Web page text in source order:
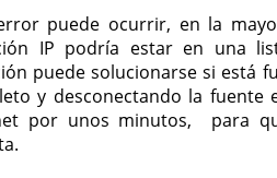
puede ocurrir, en la
IP podría estar en una
puede solucionarse si está
y desconectando la
por unos minutos, para